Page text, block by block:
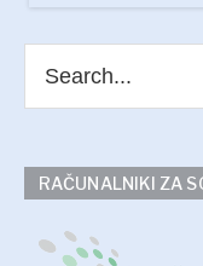
RAČUNALNIKI ZA